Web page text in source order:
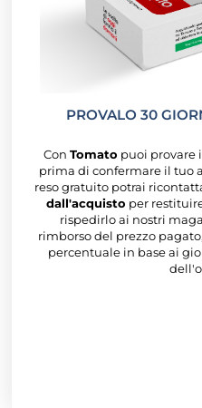
PROVALO 30
Con Tomato puoi provare
prima di confermare il tuo
reso gratuito potrai
dall'acquisto per
rispedirlo ai nostri
rimborso del prezzo
percentuale in base ai